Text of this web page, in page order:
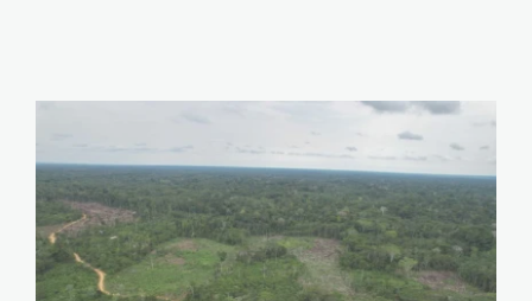
Bosques tropicales.
Vico Mendez. SPDA